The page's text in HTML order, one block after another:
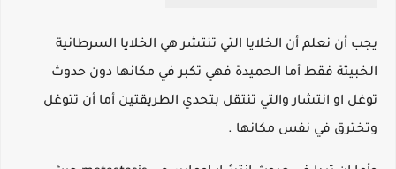
يجب أن نعلم أن الخلايا التي تنتشر هي الخلايا السرطانية
الخبيثة فقط أما الحميدة فهي تكبر في مكانها دون حدوث
توغل او انتشار والتي تنتقل بتحدي الطريقتين أما أن تتوغل
وتخترق في نفس مكانها .